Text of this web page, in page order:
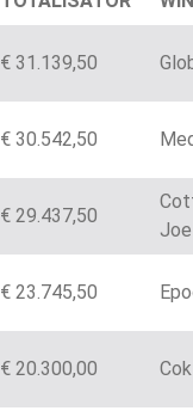
€ 31.139,50
€ 30.542,50
€ 29.437,50
Joe
€ 23.745,50
€ 20.300,00